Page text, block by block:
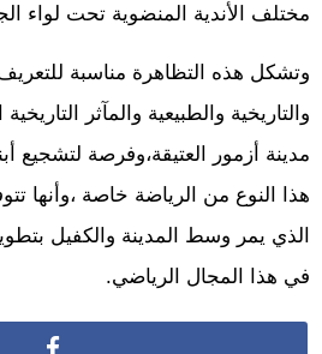
مختلف الأندية المنضوية تحت لواء
وتشكل هذه التظاهرة مناسبة
والتاريخية والطبيعية والمآثر
مدينة أزمور العتيقة،وفرصة لتشجيع
هذا النوع من الرياضة خاصة ،وأنها
الذي يمر وسط المدينة والكفيل
في هذا المجال الرياضي.